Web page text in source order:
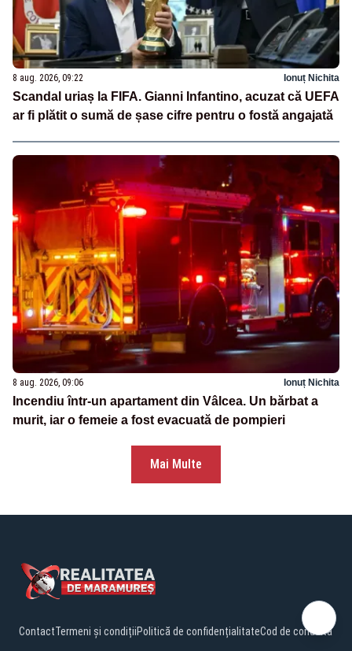
8 aug. 2026, 09:22 Ionuț Nichita
Scandal uriaș la FIFA. Gianni Infantino, acuzat că UEFA
ar fi plătit o sumă de șase cifre pentru o fostă angajată
8 aug. 2026, 09:06 Ionuț Nichita
Incendiu într-un apartament din Vâlcea. Un bărbat a
murit, iar o femeie a fost evacuată de pompieri
Mai Multe
ContactTermeni și condițiiPolitică de confidențialitateCod de conduită